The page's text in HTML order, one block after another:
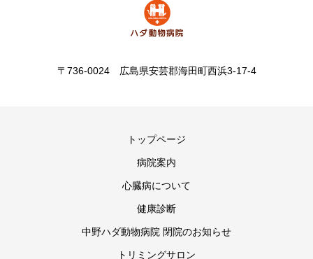
〒736-0024 広島県安芸郡海田町西浜3-17-4
トップページ
病院案内
心臓病について
健康診断
中野ハダ動物病院 閉院のお知らせ
トリミングサロン